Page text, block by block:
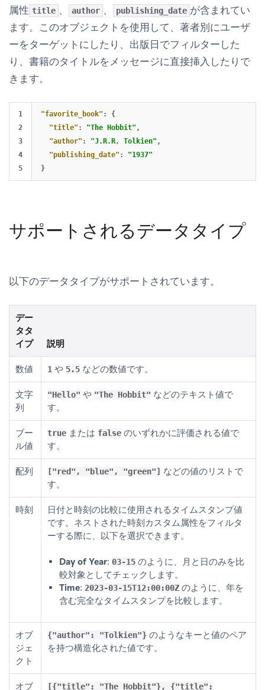
属性 title 、 author 、 publishing_date が含まれてい
ます。このオブジェクトを使用して、著者別にユーザ
ーをターゲットにしたり、出版日でフィルターした
り、書籍のタイトルをメッセージに直接挿入したりで
きます。
1
2
3
4
"favorite_book" :
{
"title" : "The Hobbit" ,
"author" : "J.R.R. Tolkien" ,
"publishing_date" :
"1937"
}
サポートされるデータタイプ
以下のデータタイプがサポートされています。
デー
タタ
イプ
説明
数値 1 や 5.5 などの数値です。
文字
列
"Hello" や "The Hobbit" などのテキスト値で
す。
ブー
ル値
true または false のいずれかに評価される値で
す。
配列 ["red", "blue", "green"] などの値のリストで
す。
時刻
日付と時刻の比較に使用されるタイムスタンプ値
です。ネストされた時刻カスタム属性をフィルタ
ーする際に、以下を選択できます。
Day of Year: 03-15 のように、月と日のみを比
較対象としてチェックします。
Time: 2023-03-15T12:00:00Z のように、年を
含む完全なタイムスタンプを比較します。
オブ
ジェ
クト
{"author": "Tolkien"} のようなキーと値のペア
を持つ構造化された値です。
オブ [{"title": "The Hobbit"}, {"title":